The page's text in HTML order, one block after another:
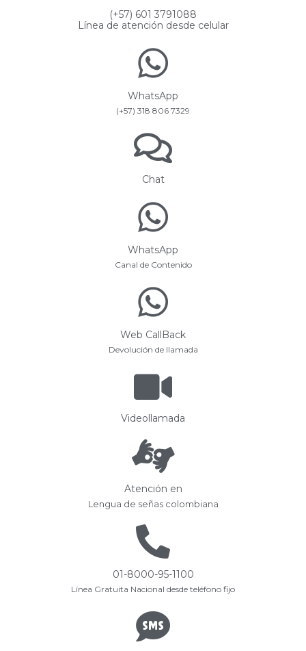
(+57) 601 3791088
Línea de atención desde celular
WhatsApp
(+57) 318 806 7329
Chat
WhatsApp
Canal de Contenido
Web CallBack
Devolución de llamada
Videollamada
Atención en
Lengua de señas colombiana
01-8000-95-1100
Línea Gratuita Nacional desde teléfono fijo